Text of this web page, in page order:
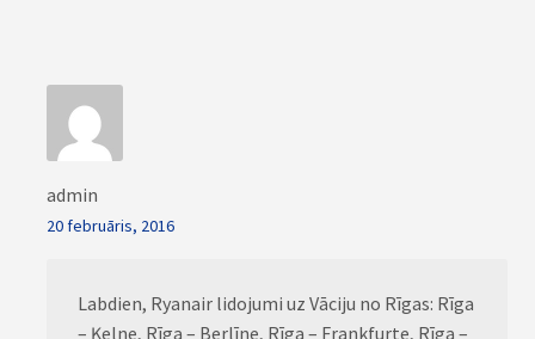
admin
20 februāris, 2016
Labdien, Ryanair lidojumi uz Vāciju no Rīgas: Rīga
– Ķelne, Rīga – Berlīne, Rīga – Frankfurte, Rīga –